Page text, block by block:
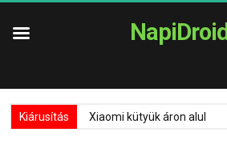
NapiDroid
Kiárusítás Xiaomi kütyük áron alul